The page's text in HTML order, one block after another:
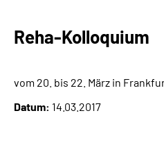
Rente
Beratung & Kontakt
Experten
Reha-Kolloquium
vom 20. bis 22. März in
Datum: 14.03.2017